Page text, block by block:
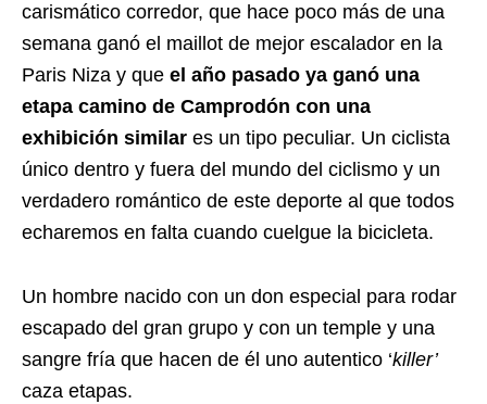
carismático corredor, que hace poco más de una
semana ganó el maillot de mejor escalador en la
Paris Niza y que el año pasado ya ganó una
etapa camino de Camprodón con una
exhibición similar es un tipo peculiar. Un ciclista
único dentro y fuera del mundo del ciclismo y un
verdadero romántico de este deporte al que todos
echaremos en falta cuando cuelgue la bicicleta.
Un hombre nacido con un don especial para rodar
escapado del gran grupo y con un temple y una
sangre fría que hacen de él uno autentico ‘killer’
caza etapas.